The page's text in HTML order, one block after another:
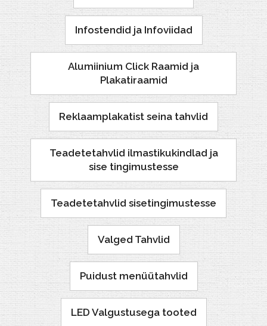
Infostendid ja Infoviidad
Alumiinium Click Raamid ja
Plakatiraamid
Reklaamplakatist seina tahvlid
Teadetetahvlid ilmastikukindlad ja
sise tingimustesse
Teadetetahvlid sisetingimustesse
Valged Tahvlid
Puidust menüütahvlid
LED Valgustusega tooted